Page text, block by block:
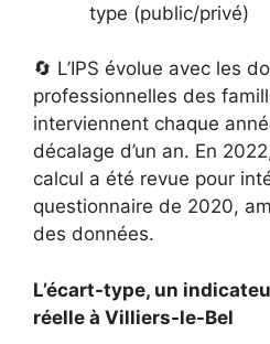
type (public/privé)
🔄 L’IPS évolue avec les
professionnelles des
interviennent chaque
décalage d’un an. En
calcul a été revue pour
questionnaire de 2020,
des données.
L’écart-type, un
réelle à Villiers-le-Bel